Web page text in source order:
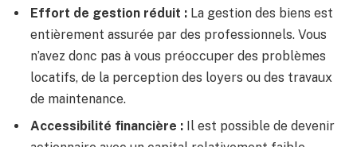
Effort de gestion réduit : La gestion des biens est
entièrement assurée par des professionnels. Vous
n’avez donc pas à vous préoccuper des problèmes
locatifs, de la perception des loyers ou des travaux
de maintenance.
Accessibilité financière : Il est possible de devenir